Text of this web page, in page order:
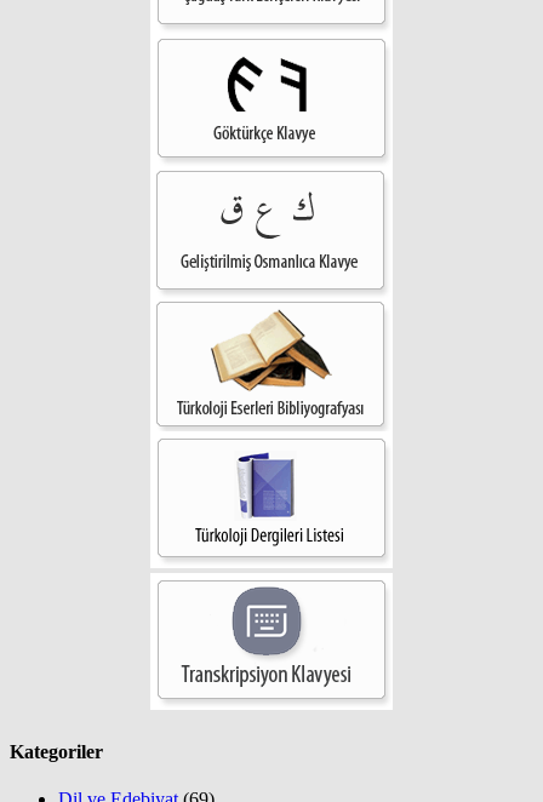
Kategoriler